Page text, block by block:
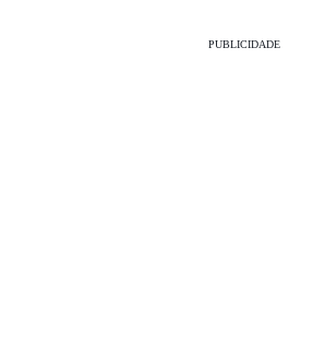
PUBLICIDADE